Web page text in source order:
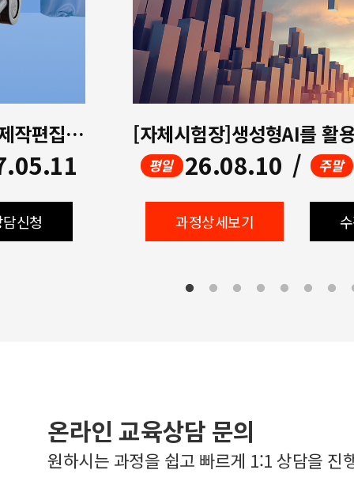
[멀티미디어]생성형AI활용 영상제작편집(UI/UX디자인,프리미어,에프터이펙트,ChatGPT)
신청
평일 26.08.10 / 주말
과정상세보기
온라인 교육상담 문의
원하시는 과정을 쉽고 빠르게 1:1 상담을 진